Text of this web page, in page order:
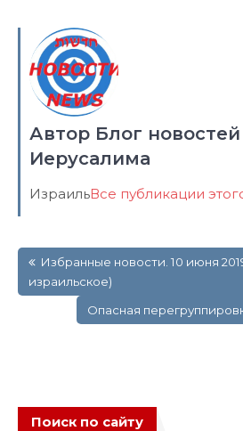
Автор Блог новостей
Иерусалима
ИзраильВсе публикации
по
записям
Избранные новости. 10 июня
израильское)
Опасная
Поиск по сайту